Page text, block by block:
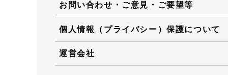
お問い合わせ・ご意見・ご要望等
個人情報（プライバシー）保護について
運営会社